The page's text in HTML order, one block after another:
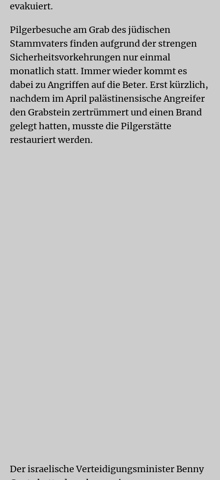
evakuiert.
Pilgerbesuche am Grab des jüdischen
Stammvaters finden aufgrund der strengen
Sicherheitsvorkehrungen nur einmal
monatlich statt. Immer wieder kommt es
dabei zu Angriffen auf die Beter. Erst kürzlich,
nachdem im April palästinensische Angreifer
den Grabstein zertrümmert und einen Brand
gelegt hatten, musste die Pilgerstätte
restauriert werden.
Der israelische Verteidigungsminister Benny